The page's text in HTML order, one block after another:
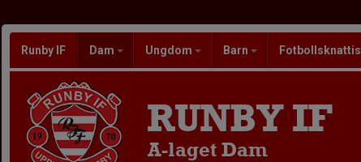
Runby IF Dam Ungdom Barn Fotbollsknattis
RUNBY IF
A-laget Dam